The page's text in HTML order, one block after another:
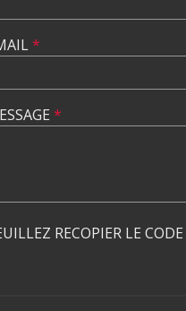
*
*
RECOPIER LE CODE